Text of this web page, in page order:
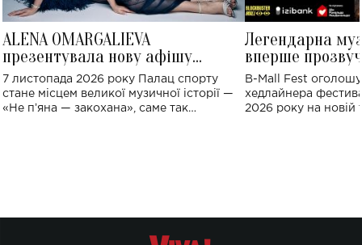
ALENA OMARGALIEVA
презентувала нову афішу
великого концерту в Палаці
спорту
7 листопада 2026 року Палац спорту
стане місцем великої музичної історії —
«Не пʼяна — закохана», саме так
Легендарна
вперше
Україні: де
B-Mall Fest
хедлайнера
2026 року на новій